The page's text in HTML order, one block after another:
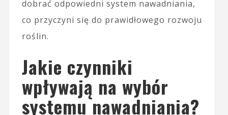
dobrać odpowiedni system nawadniania,
co przyczyni się do prawidłowego rozwoju
roślin.
Jakie czynniki
wpływają na wybór
systemu nawadniania?